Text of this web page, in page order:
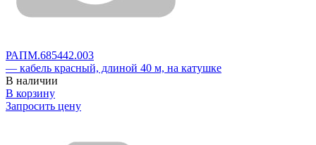
РАПМ.685442.003
— кабель красный, длиной 40 м, на катушке
В наличии
В корзину
Запросить цену